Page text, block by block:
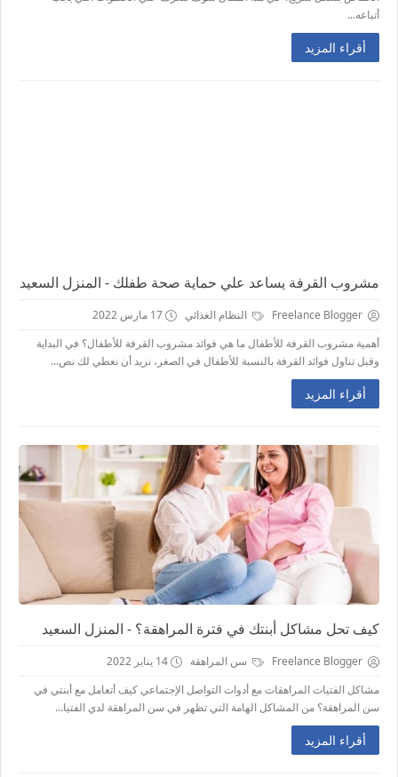
أتباعه...
أقراء المزيد
مشروب القرفة يساعد علي حماية صحة طفلك - المنزل السعيد
Freelance Blogger النظام الغذائي
17 مارس 2022
أهمية مشروب القرفة للأطفال ما هي فوائد مشروب القرفة للأطفال؟ في البداية
وقبل تناول فوائد القرفة بالنسبة للأطفال في الصغر، نريد أن نعطي لك نص...
أقراء المزيد
كيف تحل مشاكل أبنتك في فترة المراهقة؟ - المنزل السعيد
Freelance Blogger سن المراهقة
14 يناير 2022
مشاكل الفتيات المراهقات مع أدوات التواصل الإجتماعي كيف أتعامل مع أبنتي في
سن المراهقة؟ من المشاكل الهامة التي تظهر في سن المراهقة لدي الفتيا...
أقراء المزيد